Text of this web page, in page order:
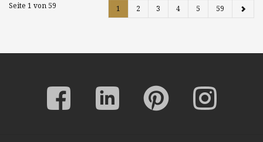
Seite 1 von 59 1 2 3 4 5 59